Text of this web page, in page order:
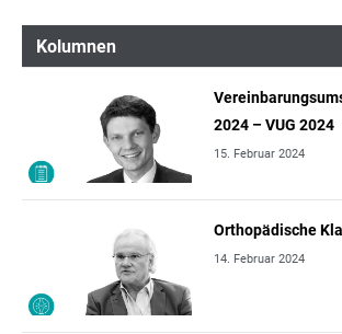
Kolumnen
2024 – VUG 2024
15. Februar 2024
Orthopädische
14. Februar 2024